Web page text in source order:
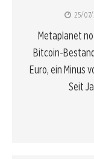
25/
Metaplanet
Bitcoin-
Euro, ein Minus
Seit